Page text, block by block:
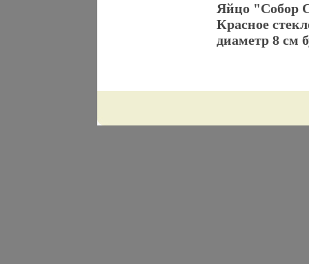
Яйцо "Собор
Красное
диаметр 8 см